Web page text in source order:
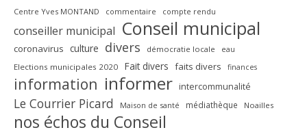
Centre Yves MONTAND commentaire compte rendu
conseiller municipal Conseil municipal
coronavirus culture divers démocratie locale eau
Elections municipales 2020 Fait divers faits divers finances
information informer intercommunalité
Le Courrier Picard Maison de santé médiathèque Noailles
nos échos du Conseil